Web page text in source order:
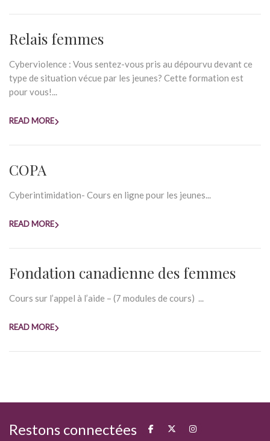
Relais femmes
Cyberviolence : Vous sentez-vous pris au dépourvu devant ce
type de situation vécue par les jeunes? Cette formation est
pour vous!...
READ MORE
COPA
Cyberintimidation- Cours en ligne pour les jeunes...
READ MORE
Fondation canadienne des femmes
Cours sur l’appel à l’aide – (7 modules de cours) ...
READ MORE
Restons connectées